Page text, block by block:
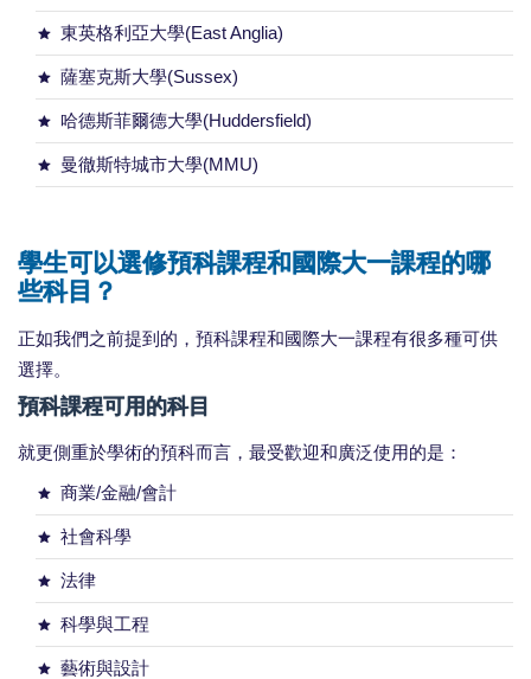
東英格利亞大學(East Anglia)
薩塞克斯大學(Sussex)
哈德斯菲爾德大學(Huddersfield)
曼徹斯特城市大學(MMU)
學生可以選修預科課程和國際大一課程的哪
些科目？
正如我們之前提到的，預科課程和國際大一課程有很多種可供
選擇。
預科課程可用的科目
就更側重於學術的預科而言，最受歡迎和廣泛使用的是：
商業/金融/會計
社會科學
法律
科學與工程
藝術與設計